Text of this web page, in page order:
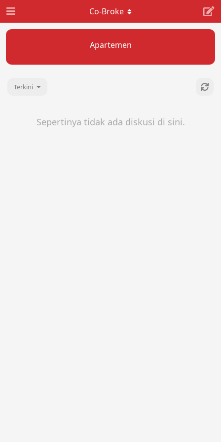
Apartemen
Co-Broke
Terkini
Sepertinya tidak ada diskusi di sini.